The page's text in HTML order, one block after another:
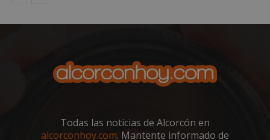
Todas las noticias de Alcorcón en
alcorconhoy.com. Mantente informado de
sp_landing
Spotify Inc.
.spotify.com